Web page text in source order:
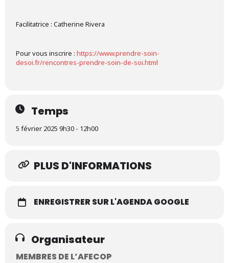
Facilitatrice : Catherine Rivera
Pour vous inscrire : https://www.prendre-soin-
desoi.fr/rencontres-prendre-soin-de-soi.html
Temps
5 février 2025 9h30 - 12h00
PLUS D'INFORMATIONS
ENREGISTRER SUR L'AGENDA GOOGLE
Organisateur
MEMBRES DE L’AFECOP